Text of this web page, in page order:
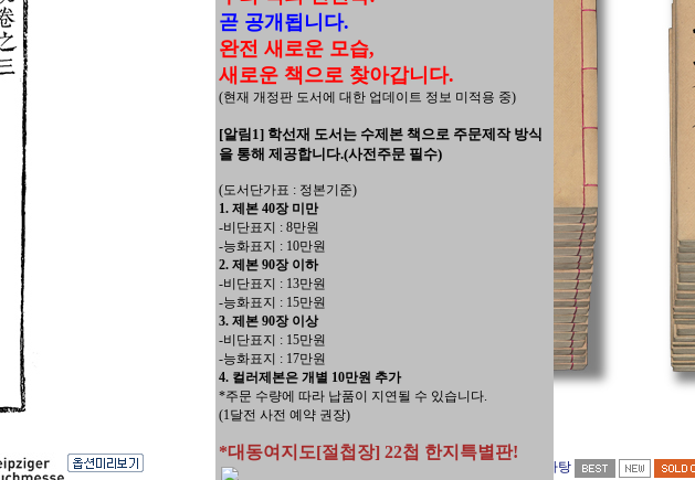
퇴계집-흰바탕
곧 공개됩니다.
완전 새로운 모습,
새로운 책으로 찾아갑니다.
(현재 개정판 도서에 대한 업데이트 정보 미적용 중)
[알림1] 학선재 도서는 수제본 책으로 주문제작 방식
을 통해 제공합니다.(사전주문 필수)
(도서단가표 : 정본기준)
1. 제본 40장 미만
-비단표지 : 8만원
-능화표지 : 10만원
2. 제본 90장 이하
-비단표지 : 13만원
-능화표지 : 15만원
3. 제본 90장 이상
-비단표지 : 15만원
-능화표지 : 17만원
4. 컬러제본은 개별 10만원 추가
*주문 수량에 따라 납품이 지연될 수 있습니다.
(1달전 사전 예약 권장)
*대동여지도[절첩장] 22첩 한지특별판!